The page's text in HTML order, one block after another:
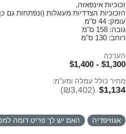
זכוכיות אינפאזה,
הזכוכיות הצדדיות מעוגלות (ונפתחות
עומק: 44 ס"מ
גובה: 158 ס"מ
רוחב: 130 ס"מ
הערכה
$1,300 - $1,400
מחיר כולל עמלה ומע"מ:
$1,134
(₪3,402)
אגוזיפדיה האם יש לך פריט דומה